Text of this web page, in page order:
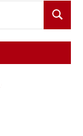
Buscar